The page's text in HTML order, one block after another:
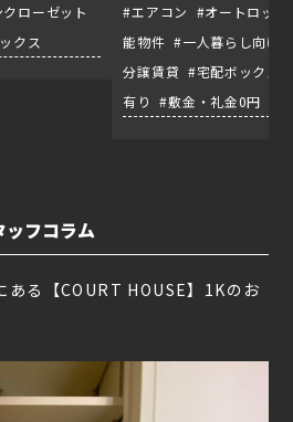
ローゼット
クス
#エアコン #オートロッ
能物件 #一人暮らし向け
分譲賃貸 #宅配ボックス
有り #敷金・礼金0円
ッフコラム
ある【COURT HOUSE】1Kのお